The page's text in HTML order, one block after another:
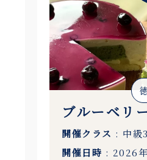
ブルーベリ
開催クラス : 中級3
開催日時 : 2026